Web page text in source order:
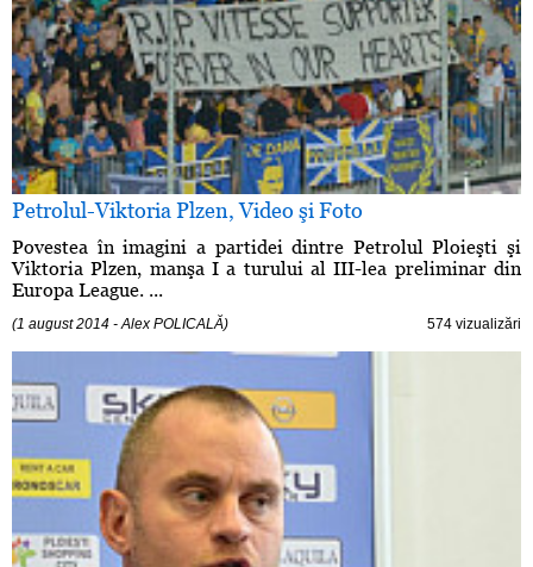
Petrolul-Viktoria Plzen, Video şi Foto
Povestea în imagini a partidei dintre Petrolul Ploieşti şi
Viktoria Plzen, manşa I a turului al III-lea preliminar din
Europa League. ...
(1 august 2014 - Alex POLICALĂ) 574 vizualizări